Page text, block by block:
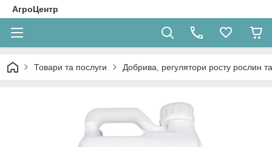
АгроЦентр
Товари та послуги Добрива, регулятори росту рослин